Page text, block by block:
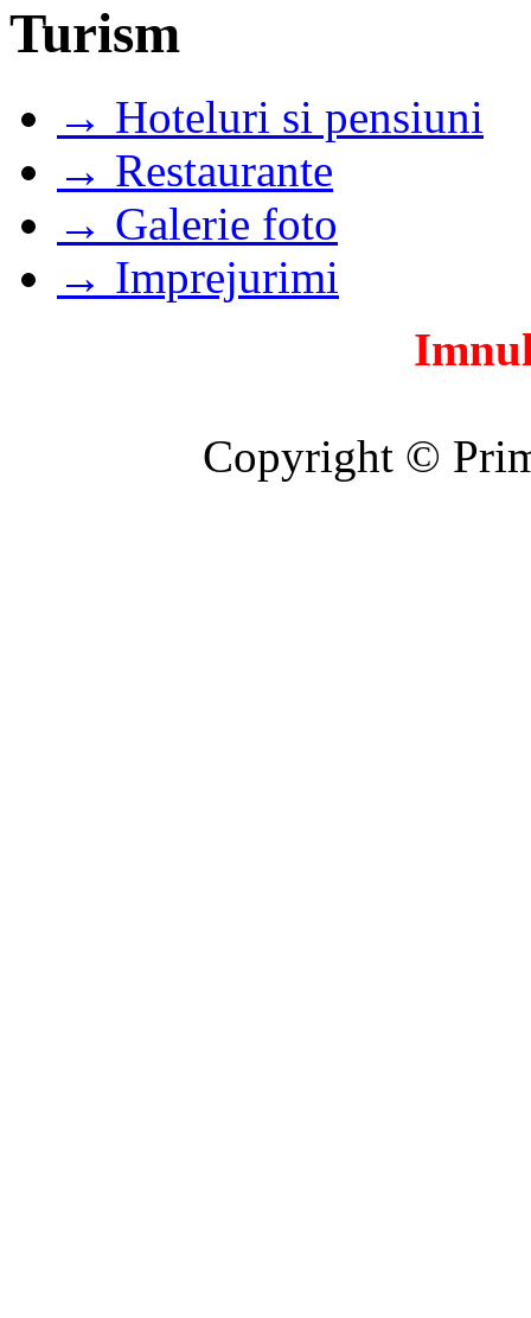
Turism
→ Hoteluri si pensiuni
→ Restaurante
→ Galerie foto
→ Imprejurimi
Copyright ©